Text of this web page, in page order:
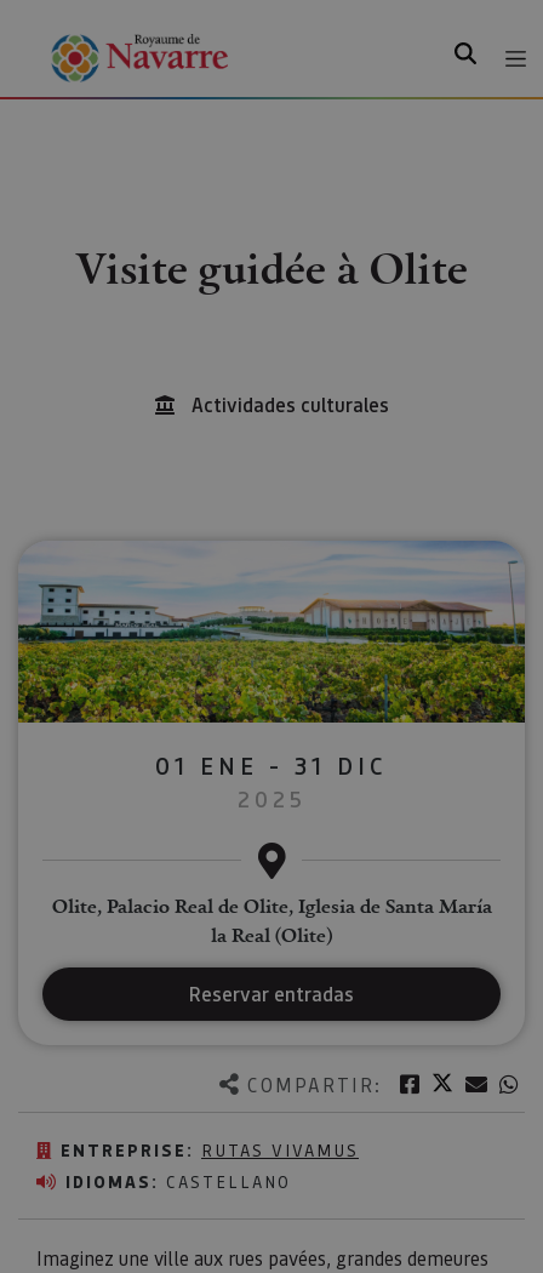
Visite guidée à Olite
Actividades culturales
COMPARTIR: Facebook
Twitter
ENTREPRISE: RUTAS VIVAMUS
IDIOMAS: CASTELLANO
Imaginez une ville aux rues pavées, grandes demeures
01 ENE - 31 DIC
2025
Olite, Palacio Real de Olite, Iglesia de Santa María
la Real (Olite)
Reservar entradas